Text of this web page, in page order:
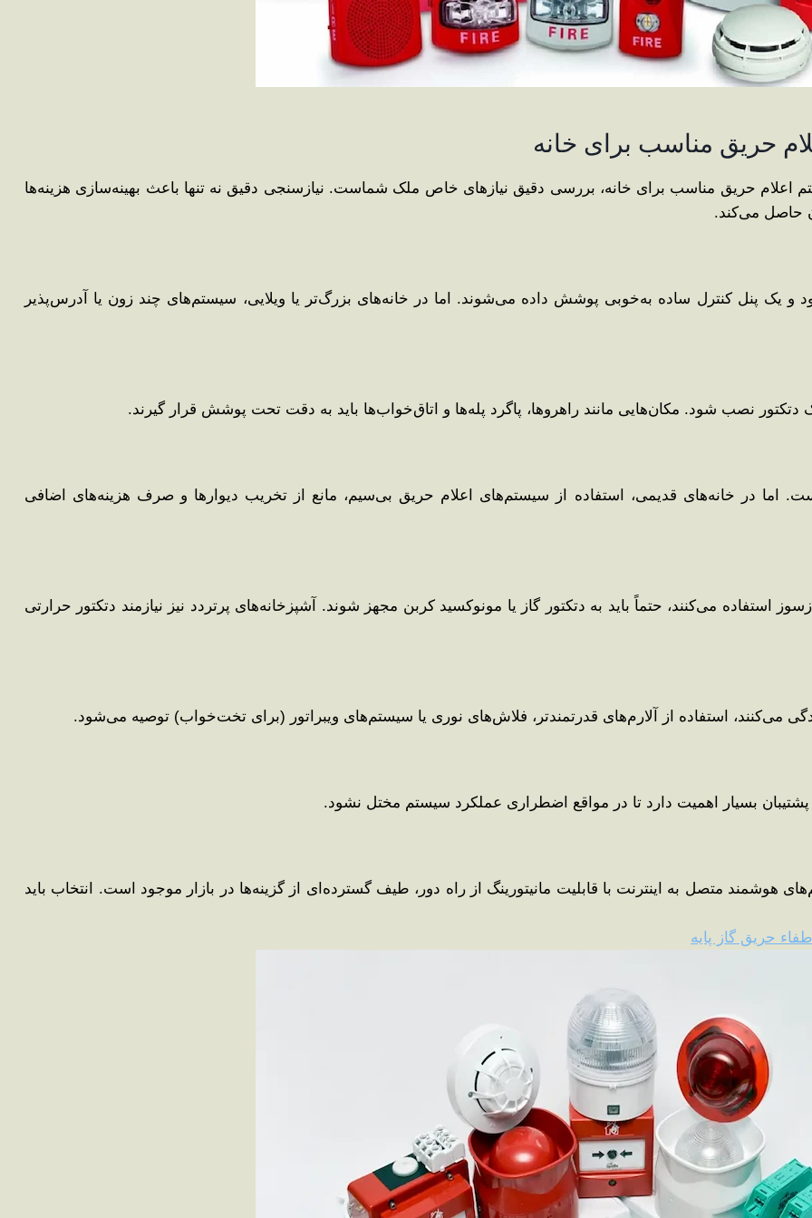
حریق مناسب برای خانه
اعلام حریق مناسب برای خانه، بررسی دقیق نیازهای خاص ملک شماست. نیازسنجی دقیق نه تنها باعث بهینه‌سازی هزینه‌ها
حاصل می‌کند.
با چند دتکتور دود و یک پنل کنترل ساده به‌خوبی پوشش داده می‌شوند. اما در خانه‌های بزرگ‌تر یا ویلایی، سیستم‌های چند زون یا آدرس‌پذیر
نصب شود. مکان‌هایی مانند راهروها، پاگرد پله‌ها و اتاق‌خواب‌ها باید به دقت تحت پوشش قرار گیرند.
در خانه‌های قدیمی، استفاده از سیستم‌های اعلام حریق بی‌سیم، مانع از تخریب دیوارها و صرف هزینه‌های اضافی
استفاده می‌کنند، حتماً باید به دتکتور گاز یا مونوکسید کربن مجهز شوند. آشپزخانه‌های پرتردد نیز نیازمند دتکتور حرارتی
می‌کنند، استفاده از آلارم‌های قدرتمندتر، فلاش‌های نوری یا سیستم‌های ویبراتور (برای تخت‌خواب) توصیه می‌شود.
بسیار اهمیت دارد تا در مواقع اضطراری عملکرد سیستم مختل نشود.
هوشمند متصل به اینترنت با قابلیت مانیتورینگ از راه دور، طیف گسترده‌ای از گزینه‌ها در بازار موجود است. انتخاب باید
حریق گاز پایه